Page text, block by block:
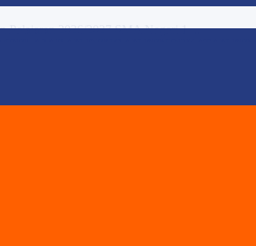
DENGAN PENDEKATAN
Pelajaran 2026/2027 SMA Negeri 1 ...